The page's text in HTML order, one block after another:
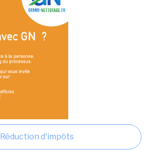
Réduction d'impôts